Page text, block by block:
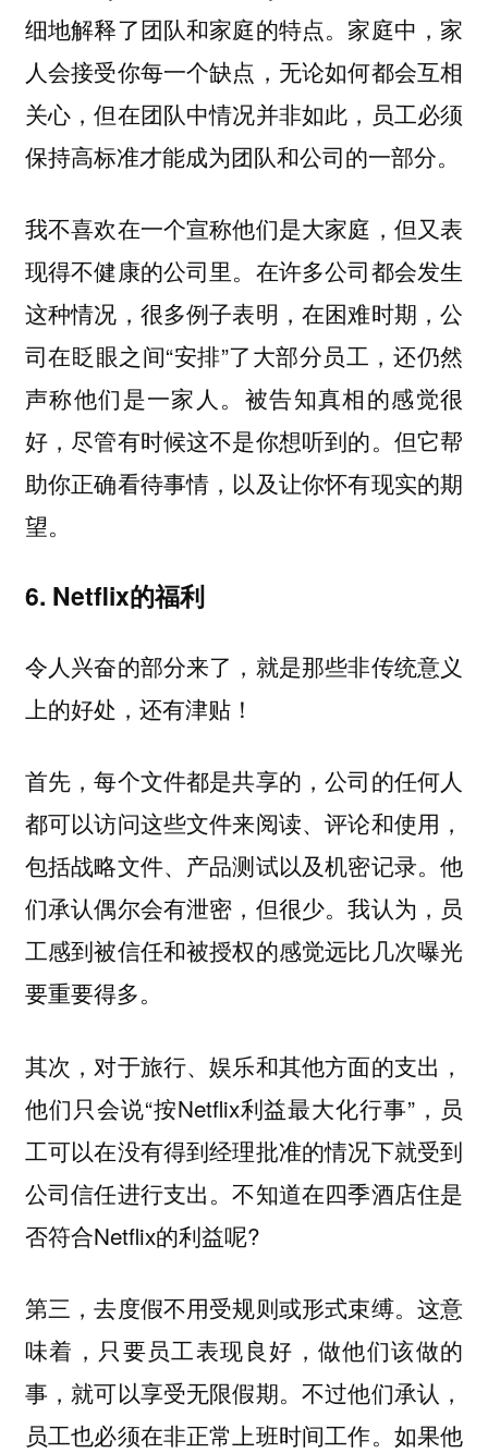
细地解释了团队和家庭的特点。家庭中，家
人会接受你每一个缺点，无论如何都会互相
关心，但在团队中情况并非如此，员工必须
保持高标准才能成为团队和公司的一部分。
我不喜欢在一个宣称他们是大家庭，但又表
现得不健康的公司里。在许多公司都会发生
这种情况，很多例子表明，在困难时期，公
司在眨眼之间“安排”了大部分员工，还仍然
声称他们是一家人。被告知真相的感觉很
好，尽管有时候这不是你想听到的。但它帮
助你正确看待事情，以及让你怀有现实的期
望。
6. Netflix的福利
令人兴奋的部分来了，就是那些非传统意义
上的好处，还有津贴！
首先，每个文件都是共享的，公司的任何人
都可以访问这些文件来阅读、评论和使用，
包括战略文件、产品测试以及机密记录。他
们承认偶尔会有泄密，但很少。我认为，员
工感到被信任和被授权的感觉远比几次曝光
要重要得多。
其次，对于旅行、娱乐和其他方面的支出，
他们只会说“按Netflix利益最大化行事”，员
工可以在没有得到经理批准的情况下就受到
公司信任进行支出。不知道在四季酒店住是
否符合Netflix的利益呢?
第三，去度假不用受规则或形式束缚。这意
味着，只要员工表现良好，做他们该做的
事，就可以享受无限假期。不过他们承认，
员工也必须在非正常上班时间工作。如果他